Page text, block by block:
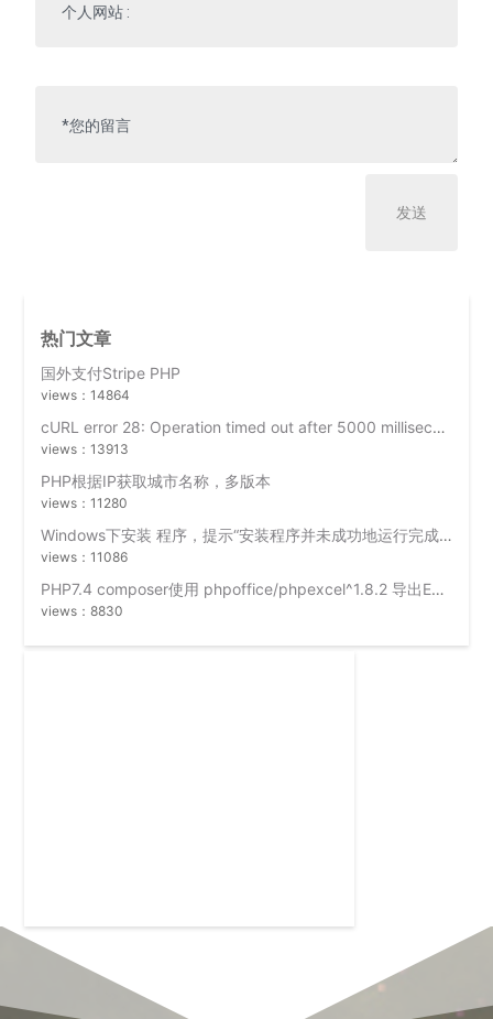
热门文章
国外支付Stripe PHP
views：14864
cURL error 28: Operation timed out after 5000 milliseconds with 0 bytes received
views：13913
PHP根据IP获取城市名称，多版本
views：11280
Windows下安装 程序，提示“安装程序并未成功地运行完成”？
views：11086
PHP7.4 composer使用 phpoffice/phpexcel^1.8.2 导出Excel时出错 “网页可能暂时无法连接,或者它已永久性地移动到了新网址”
views：8830